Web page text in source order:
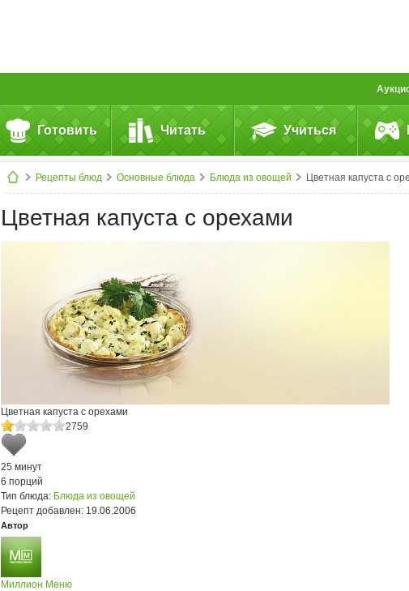
Готовить Читать Учиться
Рецепты блюд Основные блюда Блюда из овощей Цветная капуста с
Цветная капуста с орехами
Цветная капуста с орехами
2759
25 минут
6 порций
Тип блюда: Блюда из овощей
Рецепт добавлен: 19.06.2006
Автор
Миллион Меню